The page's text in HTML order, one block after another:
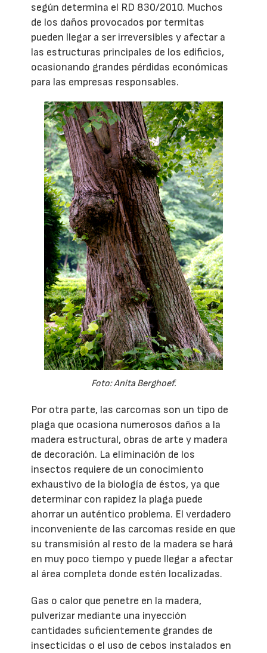
según determina el RD 830/2010. Muchos
de los daños provocados por termitas
pueden llegar a ser irreversibles y afectar a
las estructuras principales de los edificios,
ocasionando grandes pérdidas económicas
para las empresas responsables.
Foto: Anita Berghoef.
Por otra parte, las carcomas son un tipo de
plaga que ocasiona numerosos daños a la
madera estructural, obras de arte y madera
de decoración. La eliminación de los
insectos requiere de un conocimiento
exhaustivo de la biología de éstos, ya que
determinar con rapidez la plaga puede
ahorrar un auténtico problema. El verdadero
inconveniente de las carcomas reside en que
su transmisión al resto de la madera se hará
en muy poco tiempo y puede llegar a afectar
al área completa donde estén localizadas.
Gas o calor que penetre en la madera,
pulverizar mediante una inyección
cantidades suficientemente grandes de
insecticidas o el uso de cebos instalados en